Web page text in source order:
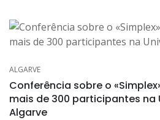
ALGARVE
Conferência sobre o
mais de 300 participantes na
Algarve